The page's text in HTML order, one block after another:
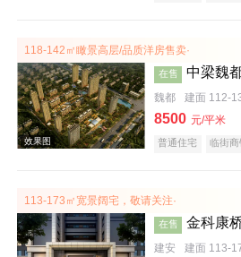
效果图
118-142㎡瞰景高层/品质洋房售卖·
在售 中梁魏
魏都 建面 112-
8500 元/平米
普通住宅 临街商
113-173㎡宽景阔宅，敬请关注·
在售 金科康
建安 建面 113-